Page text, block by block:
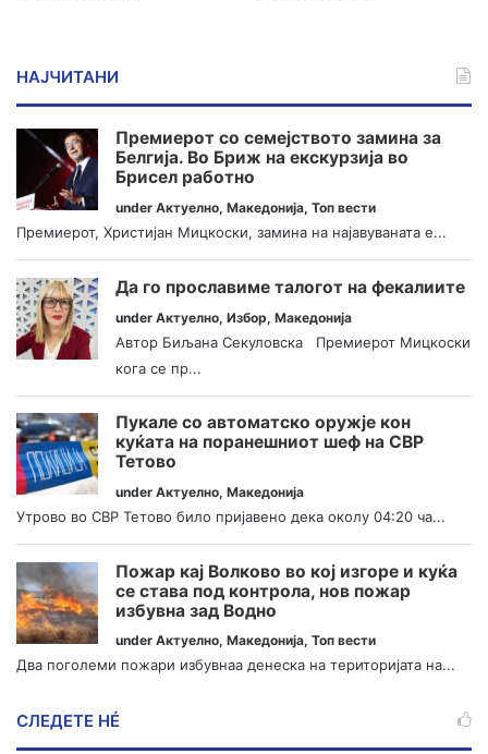
НАЈЧИТАНИ
Премиерот со семејството замина за
Белгија. Во Бриж на екскурзија во
Брисел работно
under Актуелно, Македонија, Топ вести
Премиерот, Христијан Мицкоски, замина на најавуваната е...
Да го прославиме талогот на фекалиите
under Актуелно, Избор, Македонија
Автор Биљана Секуловска Премиерот Мицкоски
кога се пр...
Пукале со автоматско оружје кон
куќата на поранешниот шеф на СВР
Тетово
under Актуелно, Македонија
Утрово во СВР Тетово било пријавено дека околу 04:20 ча...
Пожар кај Волково во кој изгоре и куќа
се става под контрола, нов пожар
избувна зад Водно
under Актуелно, Македонија, Топ вести
Два поголеми пожари избувнаа денеска на територијата на...
СЛЕДЕТЕ НÉ